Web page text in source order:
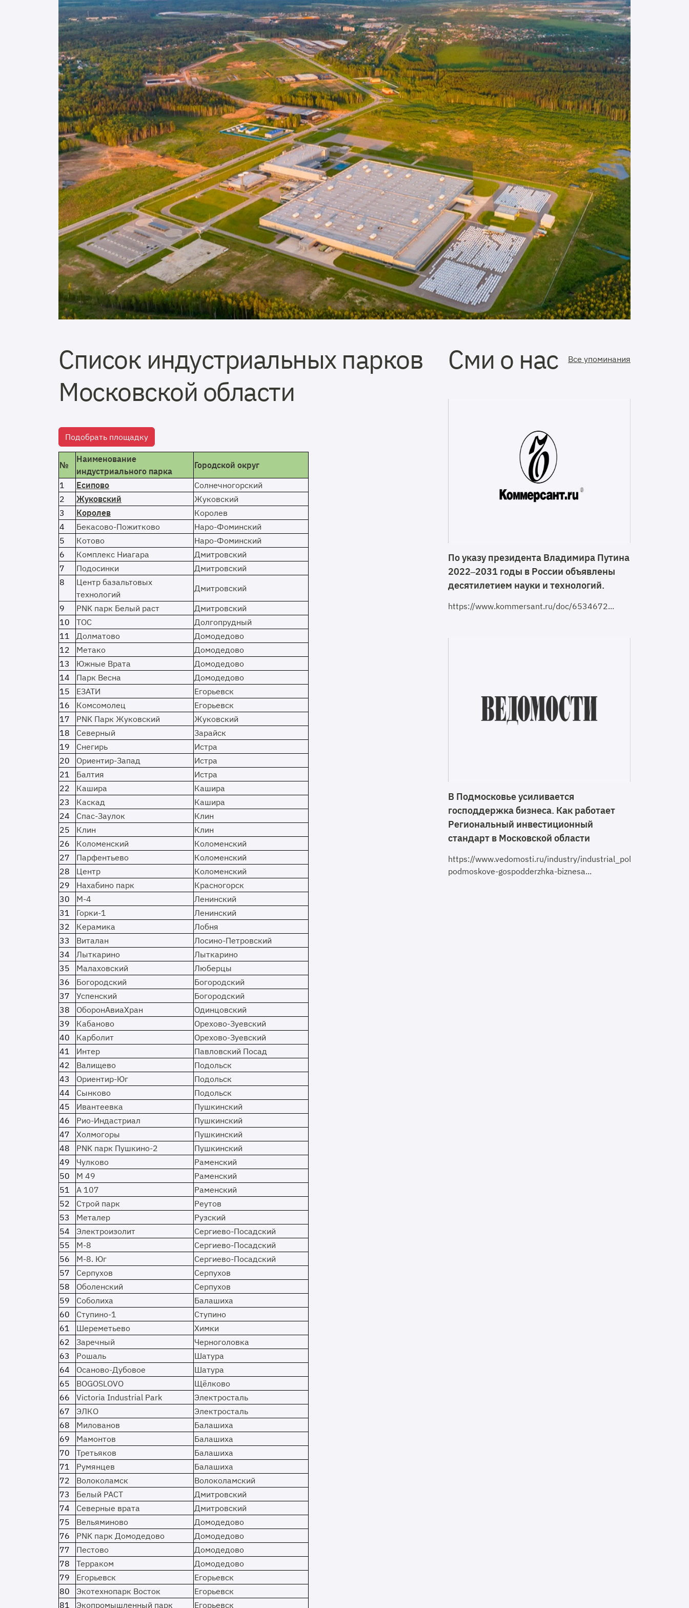
Список индустриальных парков
Московской области
Подобрать площадку
№
Наименование
индустриального парка
Городской округ
1
Есипово
Солнечногорский
2
Жуковский
Жуковский
3
Королев
Королев
4
Бекасово-Пожитково
Наро-Фоминский
5
Котово
Наро-Фоминский
6
Комплекс Ниагара
Дмитровский
7
Подосинки
Дмитровский
8
Центр базальтовых
технологий
Дмитровский
9
PNK парк Белый раст
Дмитровский
10
ТОС
Долгопрудный
11
Долматово
Домодедово
12
Метако
Домодедово
13
Южные Врата
Домодедово
14
Парк Весна
Домодедово
15
ЕЗАТИ
Егорьевск
16
Комсомолец
Егорьевск
17
PNK Парк Жуковский
Жуковский
18
Северный
Зарайск
19
Снегирь
Истра
20
Ориентир-Запад
Истра
21
Балтия
Истра
22
Кашира
Кашира
23
Каскад
Кашира
24
Спас-Заулок
Клин
25
Клин
Клин
26
Коломенский
Коломенский
27
Парфентьево
Коломенский
28
Центр
Коломенский
29
Нахабино парк
Красногорск
30
М-4
Ленинский
31
Горки-1
Ленинский
32
Керамика
Лобня
33
Виталан
Лосино-Петровский
34
Лыткарино
Лыткарино
35
Малаховский
Люберцы
36
Богородский
Богородский
37
Успенский
Богородский
38
ОборонАвиаХран
Одинцовский
39
Кабаново
Орехово-Зуевский
40
Карболит
Орехово-Зуевский
41
Интер
Павловский Посад
42
Валищево
Подольск
43
Ориентир-Юг
Подольск
44
Сынково
Подольск
45
Ивантеевка
Пушкинский
46
Рио-Индастриал
Пушкинский
47
Холмогоры
Пушкинский
48
PNK парк Пушкино-2
Пушкинский
49
Чулково
Раменский
50
М 49
Раменский
51
А 107
Раменский
52
Строй парк
Реутов
53
Металер
Рузский
54
Электроизолит
Сергиево-Посадский
55
М-8
Сергиево-Посадский
56
М-8. Юг
Сергиево-Посадский
57
Серпухов
Серпухов
58
Оболенский
Серпухов
59
Соболиха
Балашиха
60
Ступино-1
Ступино
61
Шереметьево
Химки
62
Заречный
Черноголовка
63
Рошаль
Шатура
64
Осаново-Дубовое
Шатура
65
BOGOSLOVO
Щёлково
66
Victoria Industrial Park
Электросталь
67
ЭЛКО
Электросталь
68
Милованов
Балашиха
69
Мамонтов
Балашиха
70
Третьяков
Балашиха
71
Румянцев
Балашиха
72
Волоколамск
Волоколамский
73
Белый РАСТ
Дмитровский
74
Северные врата
Дмитровский
75
Вельяминово
Домодедово
76
PNK парк Домодедово
Домодедово
77
Пестово
Домодедово
78
Терраком
Домодедово
79
Егорьевск
Егорьевск
80
Экотехнопарк Восток
Егорьевск
81
Экопромышленный парк Егорьевск
Все упоминания
Сми о нас
По указу президента Владимира Путина
2022–2031 годы в России объявлены
десятилетием науки и технологий.
https://www.kommersant.ru/doc/6534672...
В Подмосковье усиливается
господдержка бизнеса. Как работает
Региональный инвестиционный
стандарт в Московской области
https://www.vedomosti.ru/industry/industrial_policy/articles/
podmoskove-gospodderzhka-biznesa...